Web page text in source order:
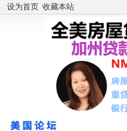
设为首页 收藏本站